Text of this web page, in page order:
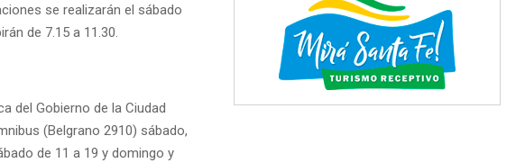
se realizarán el sábado
de 7.15 a 11.30.
del Gobierno de la Ciudad
(Belgrano 2910) sábado,
de 11 a 19 y domingo y